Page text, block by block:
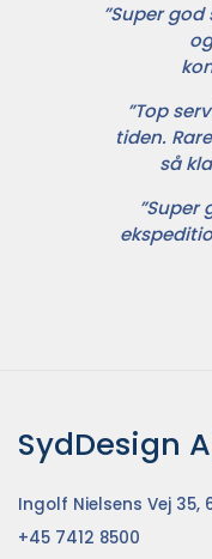
”Super
”Top
tiden.
så
”Super
SydDesign
Ingolf Nielsens Vej 35,
+45 7412 8500